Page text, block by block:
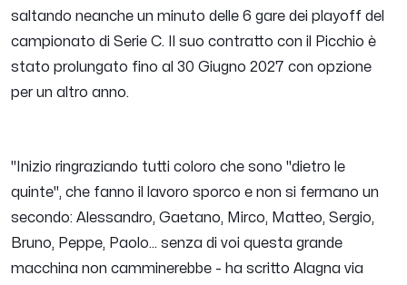
saltando neanche un minuto delle 6 gare dei playoff del
campionato di Serie C. Il suo contratto con il Picchio è
stato prolungato fino al 30 Giugno 2027 con opzione
per un altro anno.
" Inizio ringraziando tutti coloro che sono "dietro le
quinte", che fanno il lavoro sporco e non si fermano un
secondo: Alessandro, Gaetano, Mirco, Matteo, Sergio,
Bruno, Peppe, Paolo... senza di voi questa grande
macchina non camminerebbe - ha scritto Alagna via